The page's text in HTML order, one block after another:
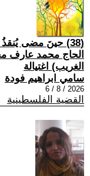
(38) حينَ مضى
الحاج محمد عارف
الغريب) اغتيالة
سامي ابراهيم فودة
2026 / 8 / 6
القضية الفلسطينية